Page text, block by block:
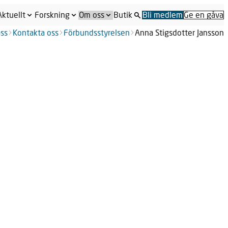
Forskning Om oss Butik Bli medlem Ge en gåva
Kontakta oss Förbundsstyrelsen Anna Stigsdotter Jansson